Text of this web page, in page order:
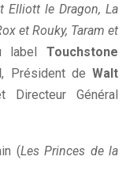
Elliott le Dragon, La
et Rouky, Taram et
labelTouchstone
, Président de Walt
Directeur Général
(Les Princes de la